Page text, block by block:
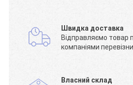
Швидка доставка
Відправляємо товар
компаніями
Власний склад